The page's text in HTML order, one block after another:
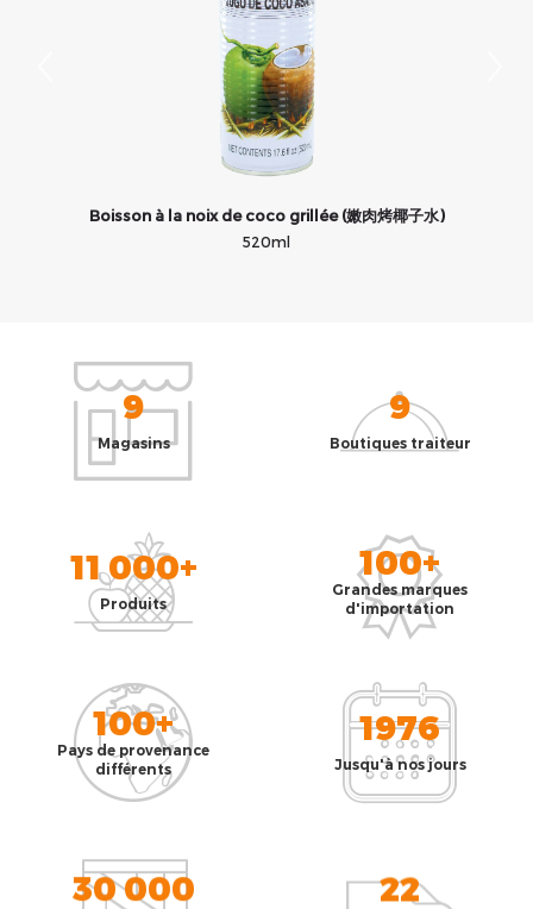
Boisson à la noix de coco grillée (嫩肉烤椰子水)
520ml
9
Magasins
9
Boutiques traiteur
11 000+
Produits
100+
Grandes marques
d'importation
100+
Pays de provenance
différents
1976
Jusqu'à nos jours
30 000 22